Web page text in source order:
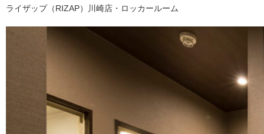
ライザップ（RIZAP）川崎店・ロッカールーム